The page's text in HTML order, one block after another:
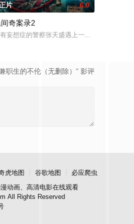
。与母亲朱音、妹妹舞一起生活的照屋踊，
片 6.0
奇案录2
妄想症的警察张天盛遇上一起离奇的神像杀
职生的不伦（无删除）” 影评
虎地图 谷歌地图
必应爬虫
动画、高清电影在线观看
All Rights Reserved